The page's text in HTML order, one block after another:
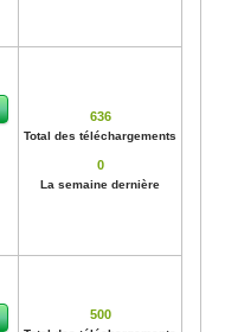
636
Total des téléchargements
0
La semaine dernière
500